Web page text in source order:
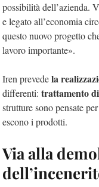
possibilità dell’azienda.
e legato all’economia
questo nuovo progetto
lavoro importante».
Iren prevedela
differenti: trattamento
strutture sono pensate
escono i prodotti.
Via alla